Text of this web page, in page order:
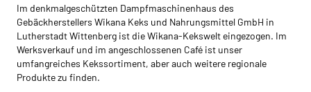
Im denkmalgeschützten Dampfmaschinenhaus des
Gebäckherstellers Wikana Keks und Nahrungsmittel GmbH in
Lutherstadt Wittenberg ist die Wikana-Kekswelt eingezogen. Im
Werksverkauf und im angeschlossenen Café ist unser
umfangreiches Kekssortiment, aber auch weitere regionale
Produkte zu finden.